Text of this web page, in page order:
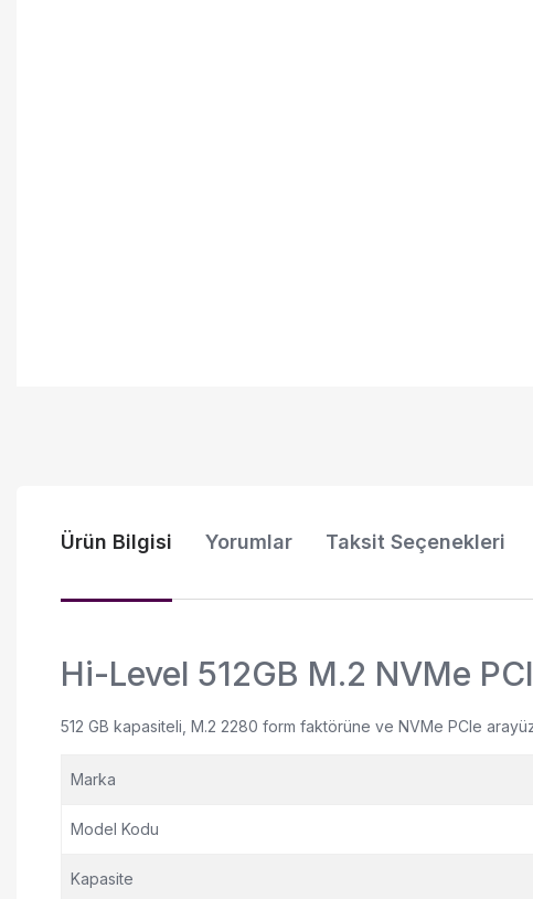
Ürün Bilgisi Yorumlar Taksit Seçenekleri
Hi-Level 512GB M.2 NVMe
512 GB kapasiteli, M.2 2280 form faktörüne ve NVMe PCIe
Marka
Model Kodu
Kapasite